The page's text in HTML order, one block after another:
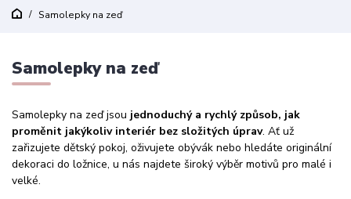
Samolepky na zeď
Samolepky na zeď
Samolepky na zeď jsou jednoduchý a rychlý způsob, jak
proměnit jakýkoliv interiér bez složitých úprav. Ať už
zařizujete dětský pokoj, oživujete obývák nebo hledáte originální
dekoraci do ložnice, u nás najdete široký výběr motivů pro malé i
velké.